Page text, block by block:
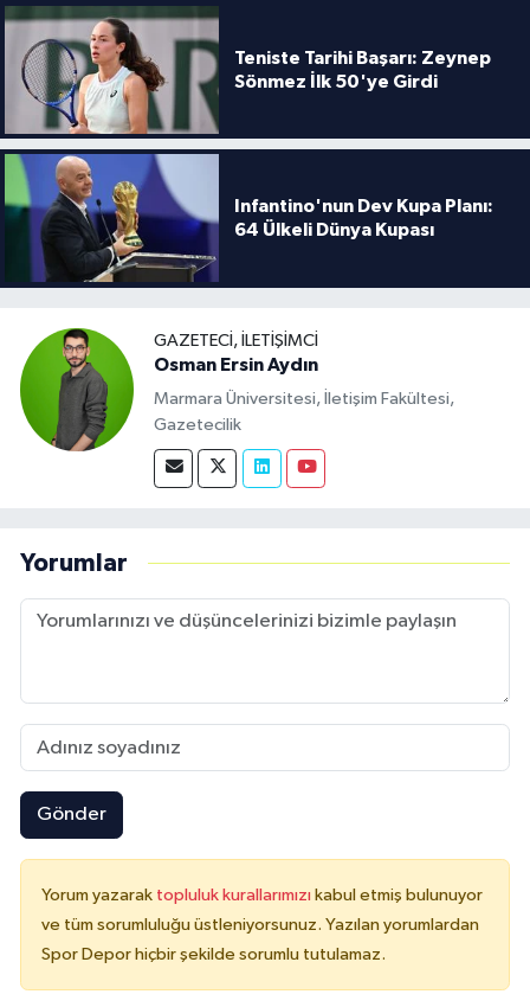
Teniste Tarihi Başarı: Zeynep
Sönmez İlk 50'ye Girdi
Infantino'nun Dev Kupa Planı:
64 Ülkeli Dünya Kupası
GAZETECI, İLETIŞIMCI
Osman Ersin Aydın
Marmara Üniversitesi, İletişim Fakültesi,
Gazetecilik
Yorumlar
Gönder
Yorum yazarak topluluk kurallarımızı kabul etmiş bulunuyor
ve tüm sorumluluğu üstleniyorsunuz. Yazılan yorumlardan
Spor Depor hiçbir şekilde sorumlu tutulamaz.